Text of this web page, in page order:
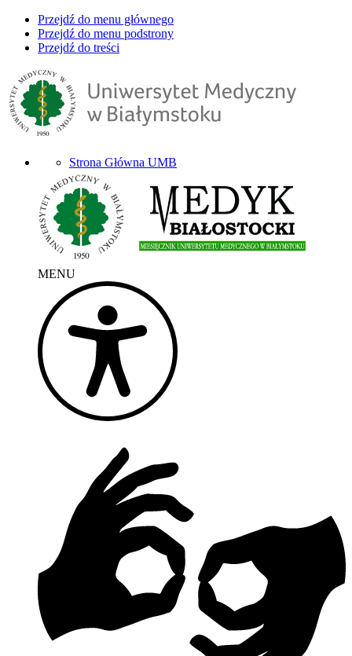
Przejdź do menu głównego
Przejdź do menu podstrony
Przejdź do treści
Strona Główna UMB
MENU